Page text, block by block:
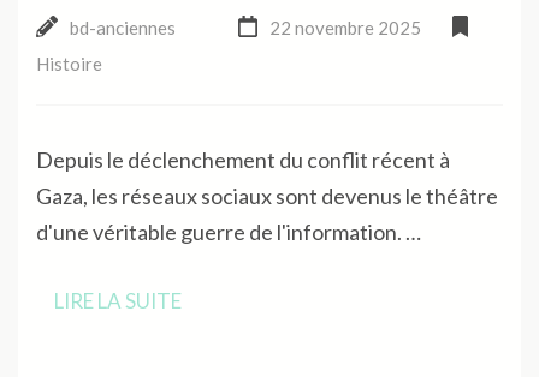
bd-anciennes
22 novembre 2025
Histoire
Depuis le déclenchement du conflit récent à
Gaza, les réseaux sociaux sont devenus le théâtre
d'une véritable guerre de l'information. …
LIRE LA SUITE